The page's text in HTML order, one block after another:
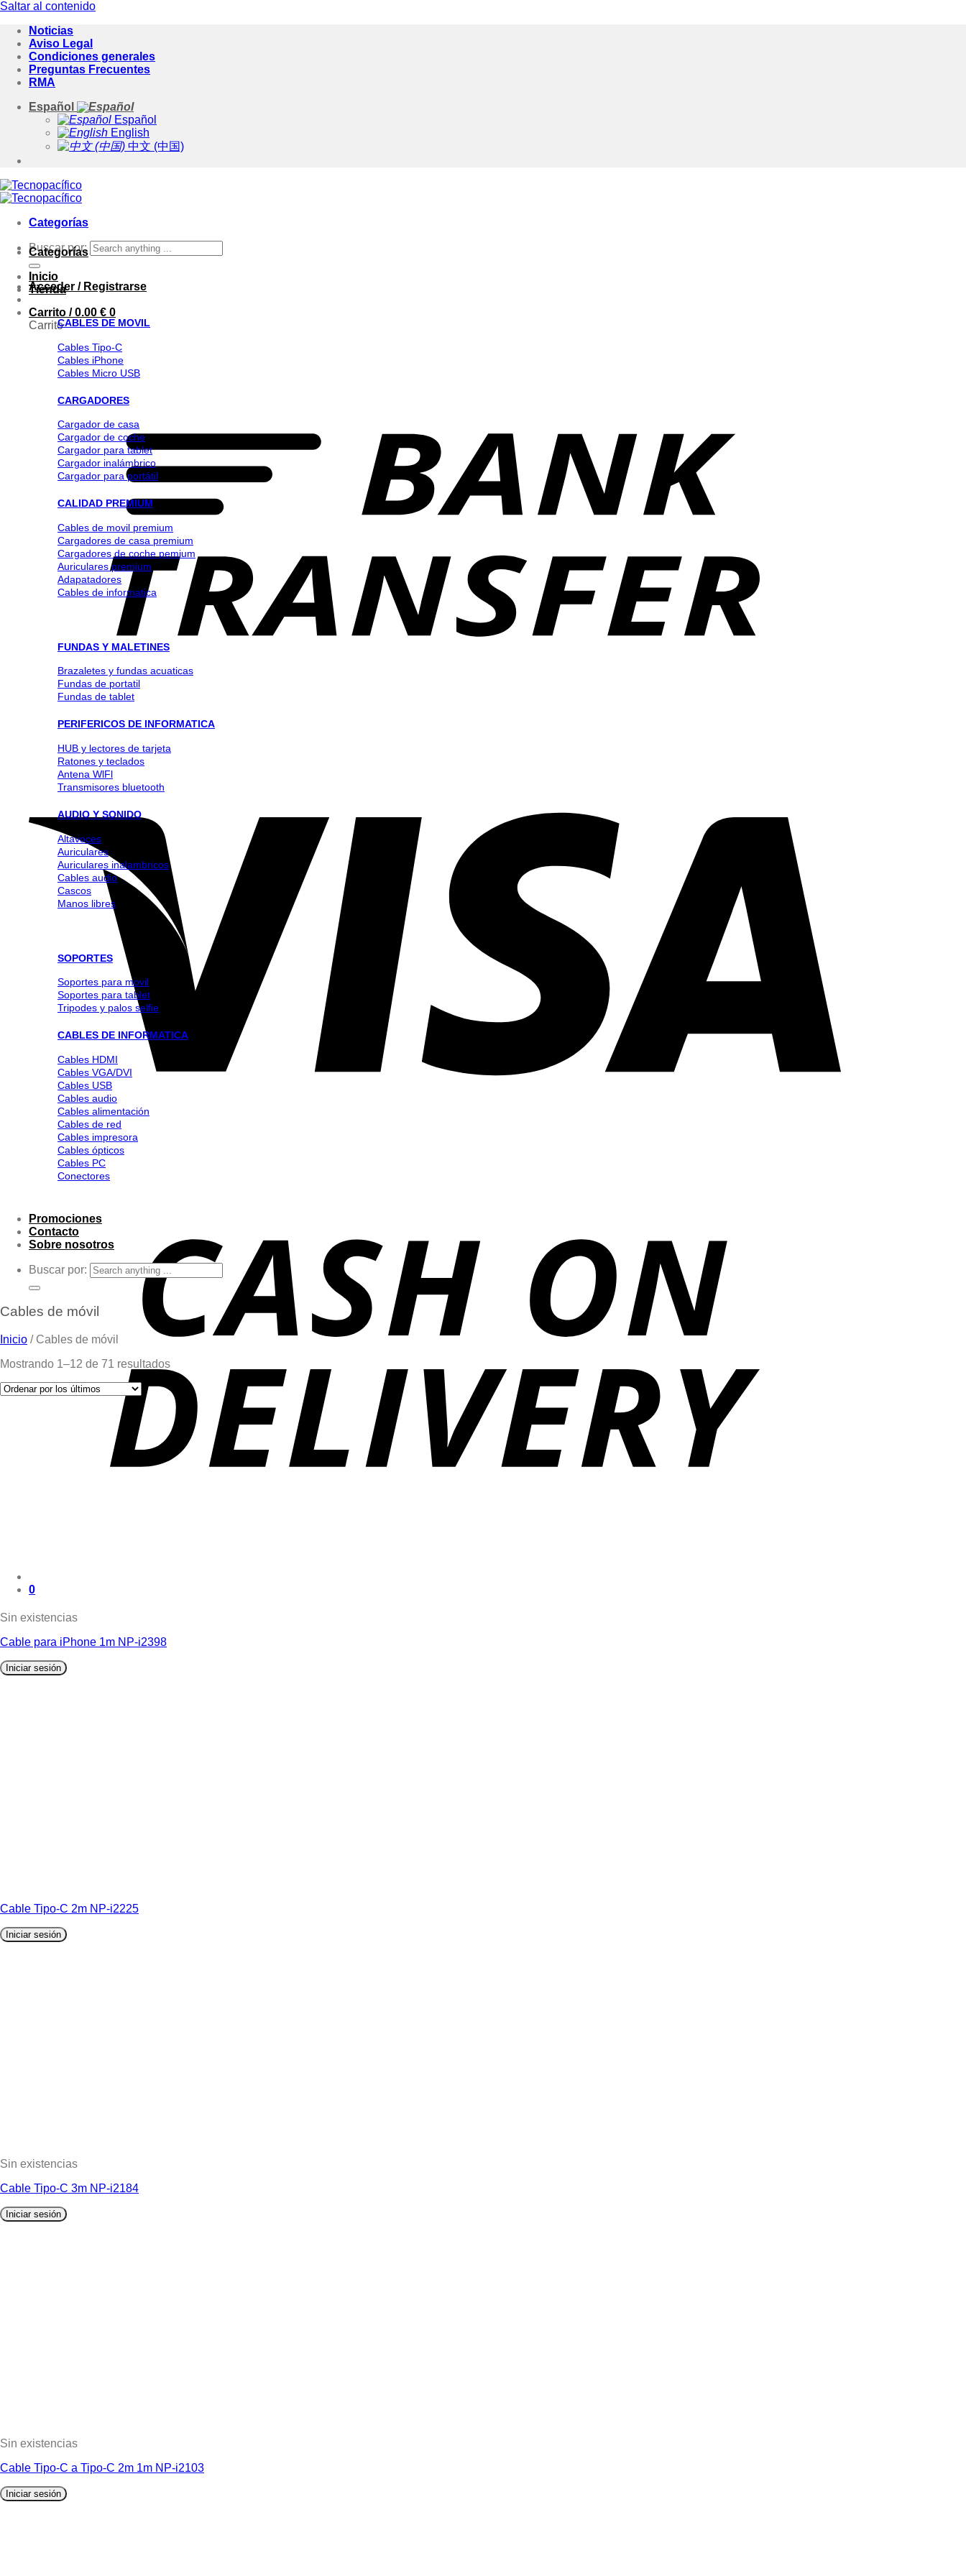
Saltar al contenido
Noticias
Aviso Legal
Condiciones generales
Preguntas Frecuentes
RMA
Español
Español
English
中文 (中国)
Categorías
Buscar por:
Acceder / Registrarse
Carrito /0.00 € 0
Carrito
0
Categorías
Inicio
Tienda
CABLES DE MOVIL
Cables Tipo-C
Cables iPhone
Cables Micro USB
CARGADORES
Cargador de casa
Cargador de coche
Cargador para tablet
Cargador inalámbrico
Cargador para portátil
CALIDAD PREMIUM
Cables de movil premium
Cargadores de casa premium
Cargadores de coche pemium
Auriculares premium
Adapatadores
Cables de informatica
FUNDAS Y MALETINES
Brazaletes y fundas acuaticas
Fundas de portatil
Fundas de tablet
PERIFERICOS DE INFORMATICA
HUB y lectores de tarjeta
Ratones y teclados
Antena WlFl
Transmisores bluetooth
AUDIO Y SONIDO
Altavoces
Auriculares
Auriculares inalambricos
Cables audio
Cascos
Manos libres
SOPORTES
Soportes para movil
Soportes para tablet
Tripodes y palos selfie
CABLES DE INFORMATICA
Cables HDMI
Cables VGA/DVI
Cables USB
Cables audio
Cables alimentación
Cables de red
Cables impresora
Cables ópticos
Cables PC
Conectores
Promociones
Contacto
Sobre nosotros
Buscar por:
Cables de móvil
Inicio /Cables de móvil
Mostrando 1–12 de 71 resultados
Sin existencias
Cable para iPhone 1m NP-i2398
Iniciar sesión
Cable Tipo-C 2m NP-i2225
Iniciar sesión
Sin existencias
Cable Tipo-C 3m NP-i2184
Iniciar sesión
Sin existencias
Cable Tipo-C a Tipo-C 2m 1m NP-i2103
Iniciar sesión